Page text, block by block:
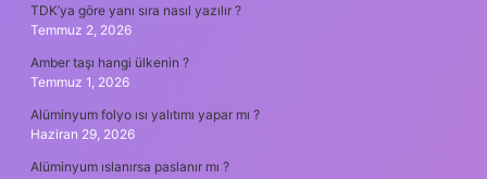
TDK’ya göre yanı sıra nasıl yazılır ?
Temmuz 2, 2026
Amber taşı hangi ülkenin ?
Temmuz 1, 2026
Alüminyum folyo ısı yalıtımı yapar mı ?
Haziran 29, 2026
Alüminyum ıslanırsa paslanır mı ?